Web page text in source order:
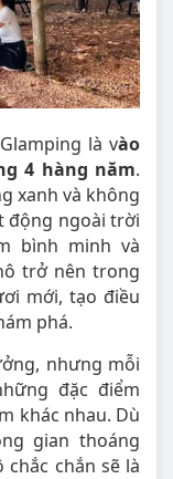
là vào
4 hàng năm.
xanh và không
động ngoài trời
bình minh và
trở nên trong
mới, tạo điều
phá.
nhưng mỗi
đặc điểm
khác nhau. Dù
gian thoáng
chắn sẽ là